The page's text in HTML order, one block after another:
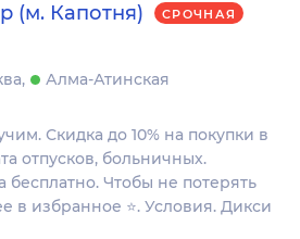
(м. Капотня) СРОЧНАЯ
Алма-Атинская
Скидка до 10% на покупки в
отпусков, больничных.
Чтобы не потерять
в избранное ⭐. Условия. Дикси